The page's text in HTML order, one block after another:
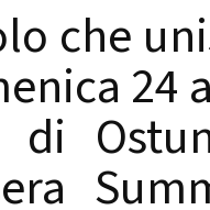
che
24
di